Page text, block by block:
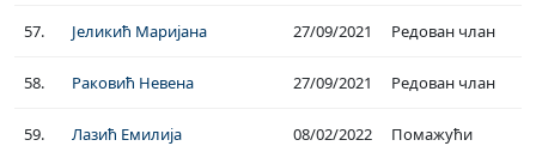
57. Јеликић Маријана 27/09/2021 Редован члан
58. Раковић Невена 27/09/2021 Редован члан
59. Лазић Емилија 08/02/2022
Помажући